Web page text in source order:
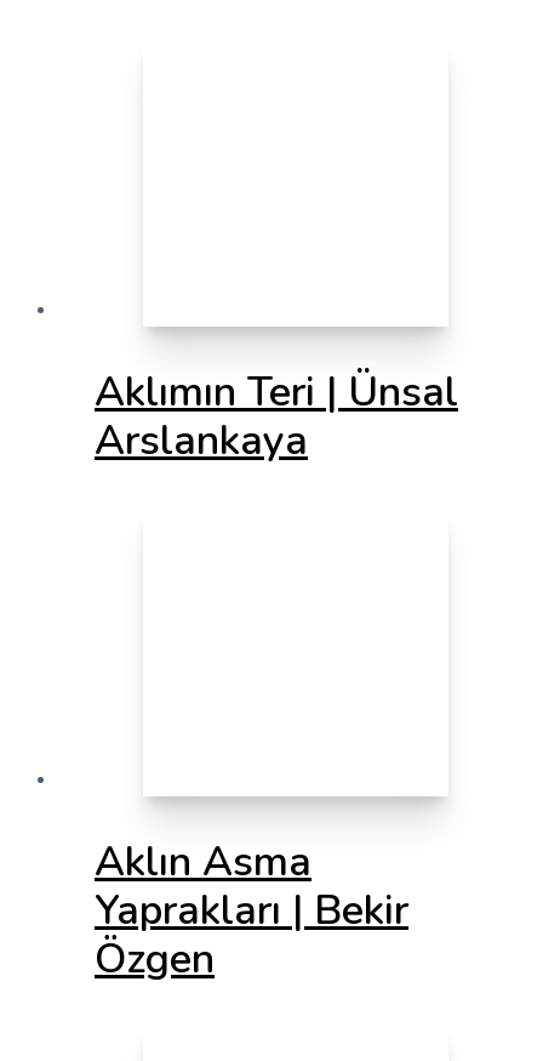
Aklımın Teri | Ünsal
Arslankaya
Aklın Asma
Yaprakları | Bekir
Özgen